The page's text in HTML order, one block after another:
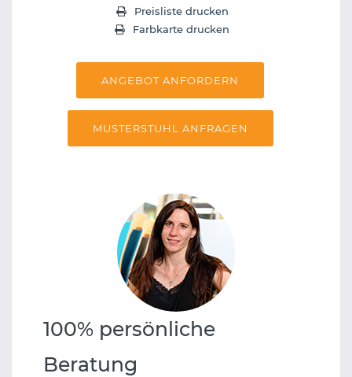
Preisliste drucken
Farbkarte drucken
ANGEBOT ANFORDERN
MUSTERSTUHL ANFRAGEN
100% persönliche
Beratung